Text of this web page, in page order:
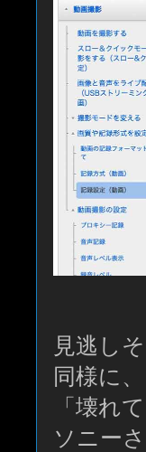
見逃し
同様に
「壊れ
ソニー